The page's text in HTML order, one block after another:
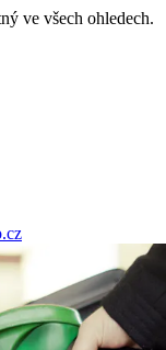
ve všech ohledech.